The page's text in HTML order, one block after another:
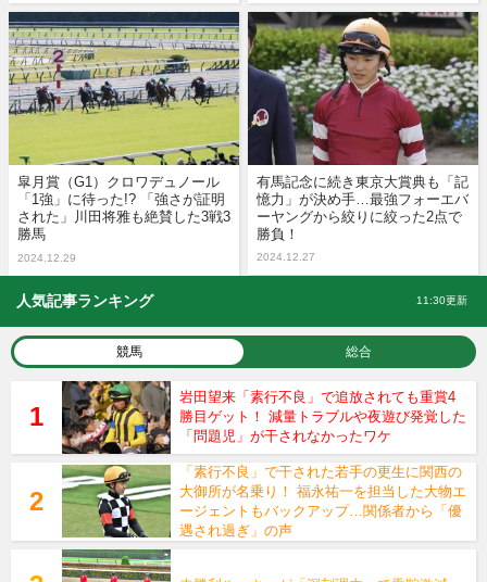
皐月賞（G1）クロワデュノール
「1強」に待った!? 「強さが証明
された」川田将雅も絶賛した3戦3
勝馬
2024.12.29
有馬記念に続き東京大賞典も「記
憶力」が決め手…最強フォーエバ
ーヤングから絞りに絞った2点で
勝負！
2024.12.27
人気記事ランキング 11:30更新
競馬 総合
岩田望来「素行不良」で追放されても重賞4
勝目ゲット！ 減量トラブルや夜遊び発覚した
「問題児」が干されなかったワケ
「素行不良」で干された若手の更生に関西の
大御所が名乗り！ 福永祐一を担当した大物エ
ージェントもバックアップ…関係者から「優
遇され過ぎ」の声